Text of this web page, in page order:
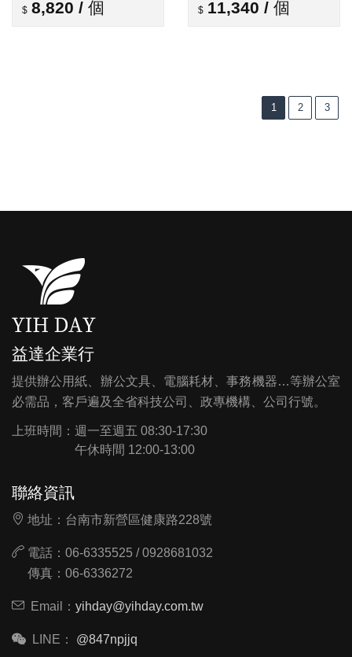
8,820 / 個 11,340 / 個
1 2 3
益達企業行
提供辦公用紙、辦公文具、電腦耗材、事務機器…等辦公室
必需品，客戶遍及全省科技公司、政專機構、公司行號。
上班時間： 週一至週五 08:30-17:30
午休時間 12:00-13:00
聯絡資訊
地址：台南市新營區健康路228號
電話：06-6335525 / 0928681032
傳真：06-6336272
Email： yihday@yihday.com.tw
LINE： @847npjjq